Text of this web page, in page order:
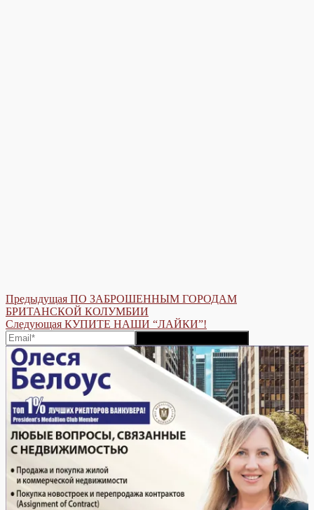
Post
navigation
Предыдущая Предыдущая
post:
ПО ЗАБРОШЕННЫМ ГОРОДАМ
БРИТАНСКОЙ КОЛУМБИИ
Следующая Следующая
КУПИТЕ НАШИ “ЛАЙКИ”!